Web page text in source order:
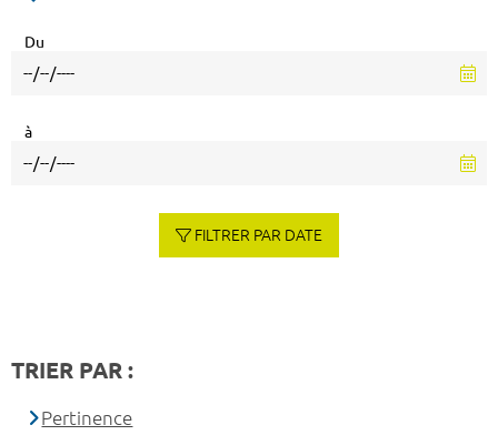
Du
à
FILTRER PAR DATE
TRIER PAR :
Pertinence